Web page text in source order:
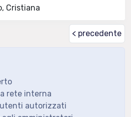
Cristiana
< precedente
rete interna
autorizzati